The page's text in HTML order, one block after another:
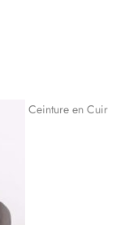
Ceinture en Cuir